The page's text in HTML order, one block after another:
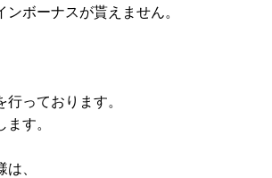
ボーナスが貰えません。
っております。
す。
、